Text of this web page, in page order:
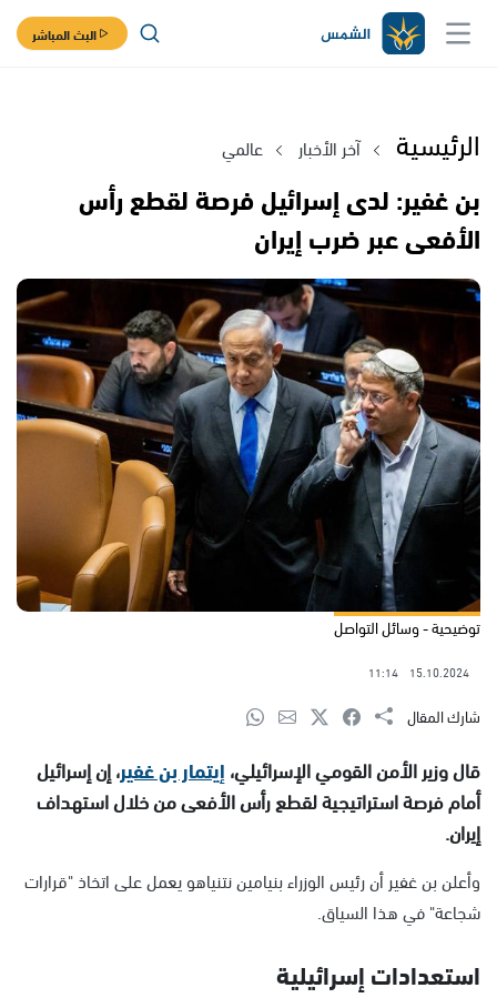
البث المباشر
الرئيسية آخر الأخبار عالمي
بن غفير: لدى إسرائيل فرصة لقطع رأس
الأفعى عبر ضرب إيران
توضيحية - وسائل التواصل
15.10.2024
11:14
شارك المقال
قال وزير الأمن القومي الإسرائيلي،إيتمار بن غفير، إن إسرائيل
أمام فرصة استراتيجية لقطع رأس الأفعى من خلال استهداف
إيران.
وأعلن بن غفير أن رئيس الوزراء بنيامين نتنياهو يعمل على اتخاذ "قرارات
شجاعة" في هذا السياق.
استعدادات إسرائيلية